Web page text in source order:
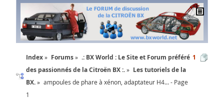
Index Forums
.: BX World : Le Site et Forum préféré
des passionnés de la Citroën BX :.
Les tutoriels de la
BX.
ampoules de phare à xénon, adaptateur H4... - Page
1
1